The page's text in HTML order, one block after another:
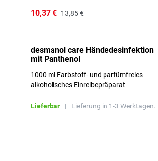
10,37 € 13,85 €
desmanol care Händedesinfektion
mit Panthenol
1000 ml Farbstoff- und parfümfreies
alkoholisches Einreibepräparat
Lieferbar
| Lieferung in 1-3 Werktagen.